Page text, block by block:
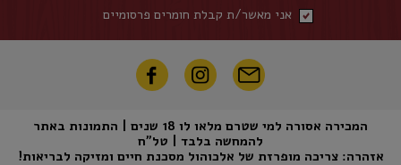
אני מאשר/ת קבלת חומרים פרסומיים
המכירה אסורה למי שטרם מלאו לו 18 שנים | התמונות באתר
להמחשה בלבד | טל"ח
אזהרה: צריכה מופרזת של אלכוהול מסכנת חיים ומזיקה לבריאות!